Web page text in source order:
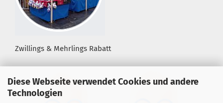
Diese Webseite verwendet Cookies und andere
Technologien
Zwillings & Mehrlings Rabatt